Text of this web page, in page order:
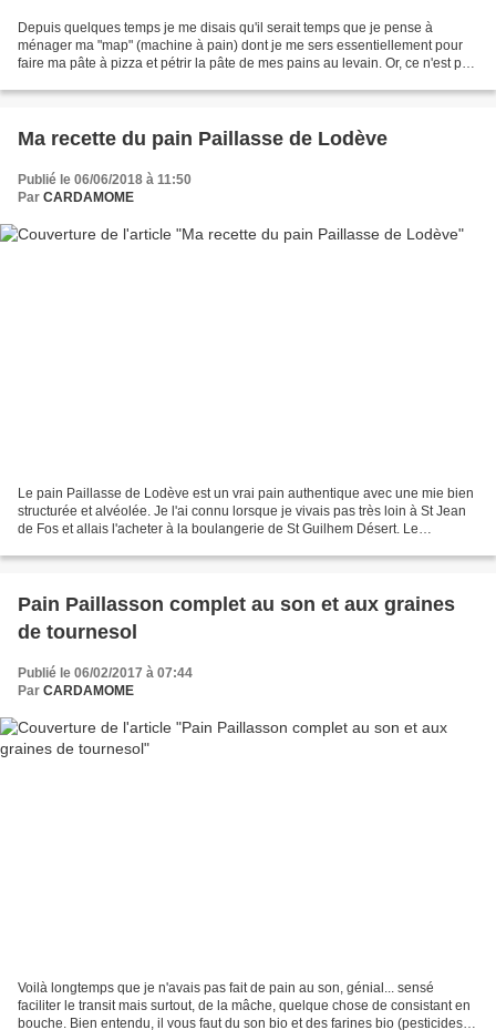
Depuis quelques temps je me disais qu'il serait temps que je pense à
ménager ma "map" (machine à pain) dont je me sers essentiellement pour
faire ma pâte à pizza et pétrir la pâte de mes pains au levain. Or, ce n'est pas
Ma recette du pain Paillasse de Lodève
Publié le 06/06/2018 à 11:50
Par CARDAMOME
Le pain Paillasse de Lodève est un vrai pain authentique avec une mie bien
structurée et alvéolée. Je l'ai connu lorsque je vivais pas très loin à St Jean
de Fos et allais l'acheter à la boulangerie de St Guilhem Désert. Le
Pain Paillasson complet au son et aux graines
de tournesol
Publié le 06/02/2017 à 07:44
Par CARDAMOME
Voilà longtemps que je n'avais pas fait de pain au son, génial... sensé
faciliter le transit mais surtout, de la mâche, quelque chose de consistant en
bouche. Bien entendu, il vous faut du son bio et des farines bio (pesticides